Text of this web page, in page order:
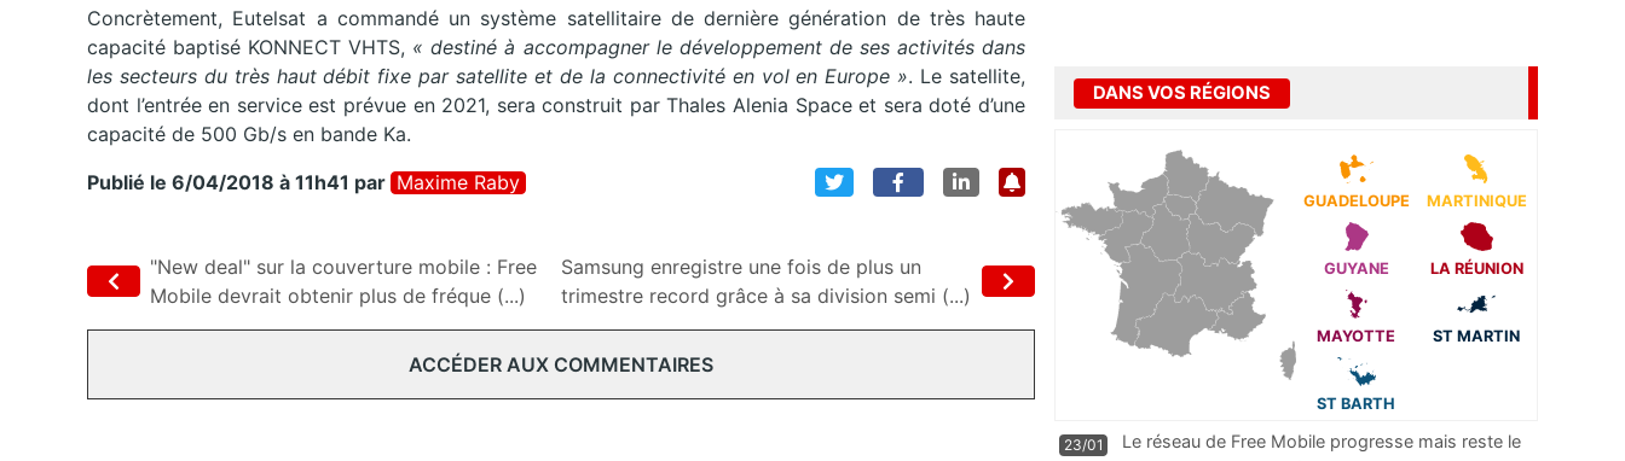
Concrètement, Eutelsat a commandé un système satellitaire de dernière génération de très haute
capacité baptisé KONNECT VHTS, « destiné à accompagner le développement de ses activités dans
les secteurs du très haut débit fixe par satellite et de la connectivité en vol en Europe ». Le satellite,
dont l’entrée en service est prévue en 2021, sera construit par Thales Alenia Space et sera doté d’une
capacité de 500 Gb/s en bande Ka.
Publié le 6/04/2018 à 11h41 par Maxime Raby
"New deal" sur la couverture mobile : Free
Mobile devrait obtenir plus de fréque (...)
Samsung enregistre une fois de plus un
trimestre record grâce à sa division semi (...)
ACCÉDER AUX COMMENTAIRES
DANS VOS RÉGIONS
GUADELOUPE MARTINIQUE
GUYANE LA RÉUNION
MAYOTTE ST MARTIN
ST BARTH
23/01
Le réseau de Free Mobile progresse mais reste le